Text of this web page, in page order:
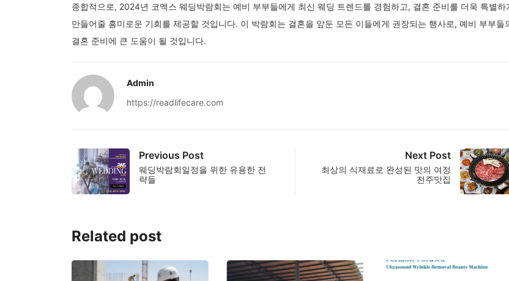
종합적으로, 2024년 코엑스 웨딩박람회는 예비 부부들에게 최신 웨딩 트렌드를 경험하고, 결혼 준비를 더욱 특별하
만들어줄 흥미로운 기회를 제공할 것입니다. 이 박람회는 결혼을 앞둔 모든 이들에게 권장되는 행사로, 예비 부부들
결혼 준비에 큰 도움이 될 것입니다.
Admin
https://readlifecare.com
Previous Post
웨딩박람회일정을 위한 유용한 전
략들
Next Post
최상의 식재료로 완성된 맛의 여정
전주맛집
Related post